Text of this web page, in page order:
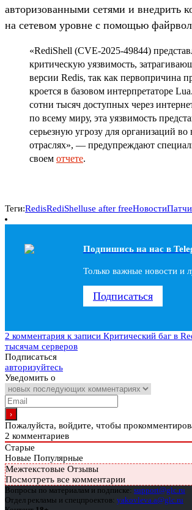
авторизованными сетями и внедрить
на сетевом уровне с помощью
«RediShell (CVE-2025-49844)
критическую уязвимость,
версии Redis, так как первопричина
кроется в базовом интерпретаторе
сотни тысяч доступных через
по всему миру, эта уязвимость
серьезную угрозу для организаций во
отраслях», — предупреждают
своем отчете.
Теги:RedisRediShelluse after freeНовостиПатчи
Подпишись на наc в
Только важные новости и
Подписаться
2 комментария к записи Критический баг в
тысячам серверов
Подписаться
авторизуйтесь
Уведомить о
Пожалуйста, войдите, чтобы
2 комментариев
Старые
Новые Популярные
Межтекстовые Отзывы
Посмотреть все комментарии
Вопросы по материалам и подписке: support@glc.ru
Отдел рекламы и спецпроектов: yakovleva.a@glc.ru